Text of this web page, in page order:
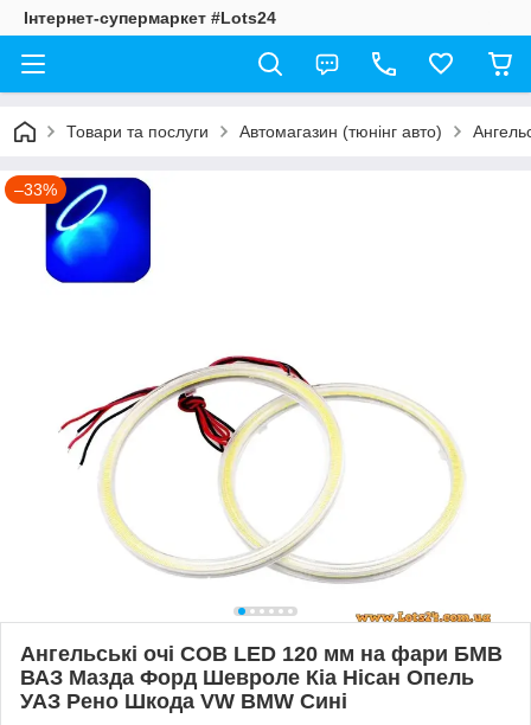
Інтернет-супермаркет #Lots24
Товари та послуги Автомагазин (тюнінг авто)
–33%
Ангельські очі COB LED 120 мм на фари БМВ
ВАЗ Мазда Форд Шевроле Кіа Нісан Опель
УАЗ Рено Шкода VW BMW Сині